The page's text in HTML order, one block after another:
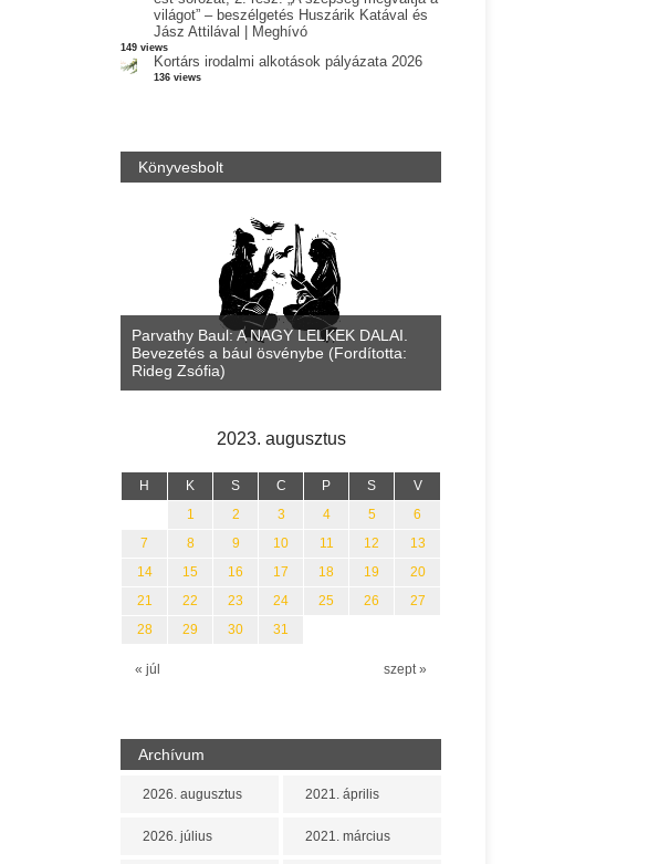
világot” – beszélgetés Huszárik Katával és
Jász Attilával | Meghívó
149 views
Kortárs irodalmi alkotások pályázata 2026
136 views
Könyvesbolt
Parvathy Baul: A NAGY LELKEK DALAI.
Bevezetés a bául ösvénybe (Fordította:
Rideg Zsófia)
2023. augusztus
H K S C P S V
« júl szept »
1 2 3 4 5
6
7
8 9 10 11 12
13
14
15 16 17 18 19
20
21
22 23 24 25 26
27
28
29 30 31
Archívum
2026. augusztus
2026. július
2021. április
2021. március